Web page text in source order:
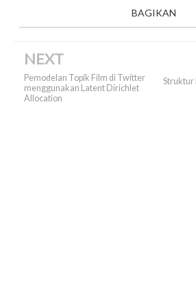
BAGIKAN
NEXT
Pemodelan Topik Film di Twitter
menggunakan Latent Dirichlet
Allocation
Struktur